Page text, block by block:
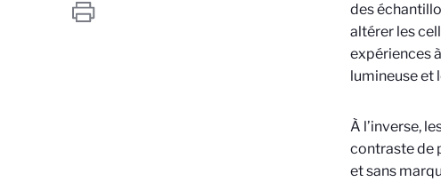
des
altérer les
expériences
lumineuse et
À l’inverse,
contraste de
et sans